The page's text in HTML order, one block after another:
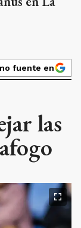
fuente en
las